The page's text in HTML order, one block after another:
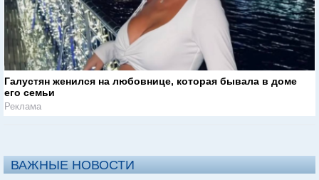
Галустян женился на любовнице, которая бывала в доме
его семьи
Реклама
ВАЖНЫЕ НОВОСТИ